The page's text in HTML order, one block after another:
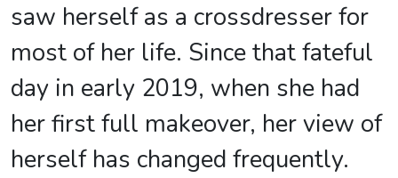
saw herself as a crossdresser for
most of her life. Since that fateful
day in early 2019, when she had
her first full makeover, her view of
herself has changed frequently.